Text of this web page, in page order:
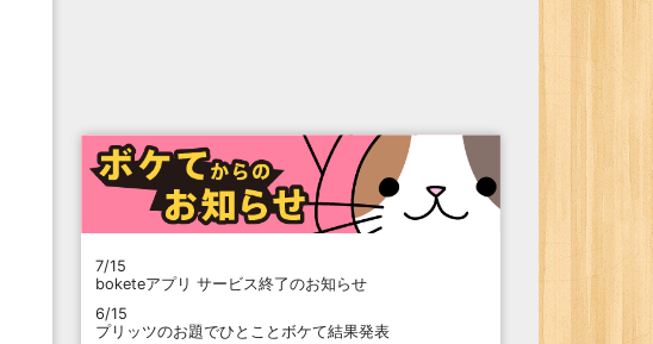
7/15
boketeアプリ サービス終了のお知らせ
6/15
プリッツのお題でひとことボケて結果発表